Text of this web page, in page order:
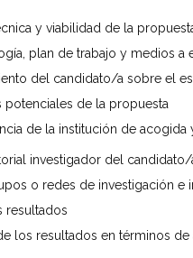
y viabilidad de la
plan de trabajo y medios a
del candidato/a sobre el
potenciales de la propuesta
de la institución de
investigador del candidato/
o redes de investigación e
resultados
los resultados en términos